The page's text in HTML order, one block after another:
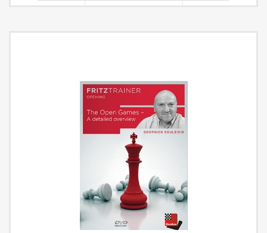
Jänischův gambit a výše zmíněný Evansův gambit. Mnohé z těchto
objevování ..